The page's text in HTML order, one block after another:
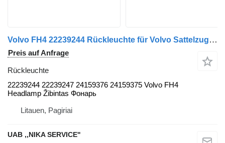
Volvo FH4 22239244 Rückleuchte für Volvo Sattelzugmaschine
Preis auf Anfrage
Rückleuchte
22239244 22239247 24159376 24159375 Volvo FH4
Headlamp Žibintas Фонарь
Litauen, Pagiriai
UAB ,,NIKA SERVICE''